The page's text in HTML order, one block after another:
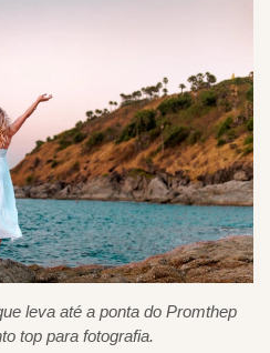
leva até a ponta do Promthep
top para fotografia.